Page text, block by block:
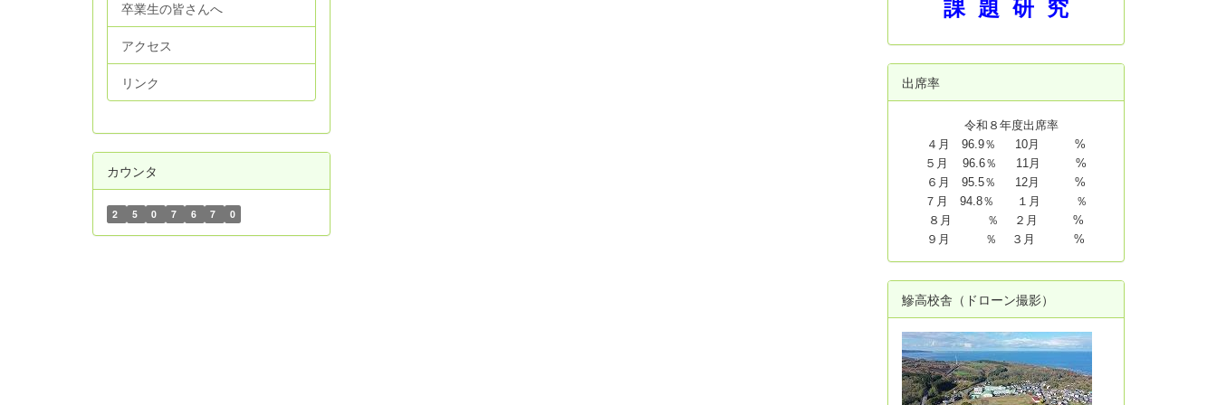
卒業生の皆さんへ
アクセス
リンク
カウンタ
2 5 0 7 6 7 0
課 題 研 究
出席率
令和８年度出席率
４月 96.9％ 10月 %
５月 96.6％ 11月 %
６月 95.5％ 12月 %
７月 94.8％ １月 ％
８月 ％ ２月 %
９月 ％ ３月 %
鰺高校舎（ドローン撮影）